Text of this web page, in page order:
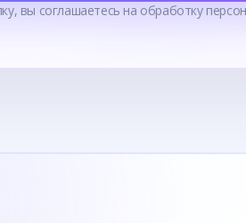
вы соглашаетесь на обработку